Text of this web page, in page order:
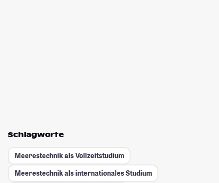
Schlagworte
Meerestechnik als Vollzeitstudium
Meerestechnik als internationales Studium